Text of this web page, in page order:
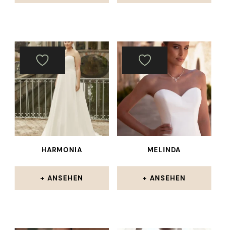
HARMONIA
ANSEHEN
MELINDA
ANSEHEN